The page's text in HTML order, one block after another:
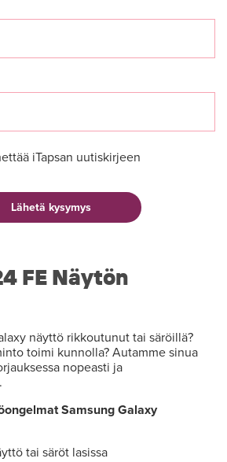
iTapsan uutiskirjeen
FE Näytön
näyttö rikkoutunut tai säröillä?
toimi kunnolla? Autamme sinua
nopeasti ja
Samsung Galaxy
tai säröt lasissa